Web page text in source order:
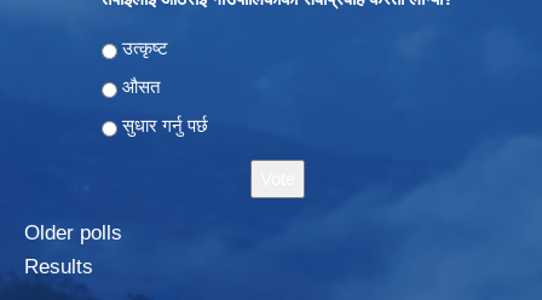
Choices
उत्कृष्ट
औसत
सुधार गर्नु पर्छ
Older polls
Results